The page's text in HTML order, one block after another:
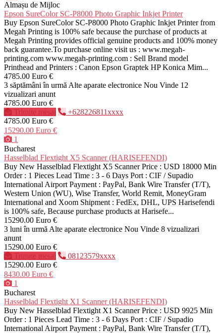
Almașu de Mijloc
Epson SureColor SC-P8000 Photo Graphic Inkjet Printer
Buy Epson SureColor SC-P8000 Photo Graphic Inkjet Printer from
Megah Printing is 100% safe because the purchase of products at
Megah Printing provides official genuine products and 100% money
back guarantee.To purchase online visit us : www.megah-
printing.com www.megah-printing.com : Sell Brand model
Printhead and Printers : Canon Epson Graptek HP Konica Mim...
4785.00 Euro €
3 săptămâni în urmă Alte aparate electronice Nou Vinde 12
vizualizari anunt
4785.00 Euro €
Trimite mesaj
+628226811xxxx
4785.00 Euro €
15290.00 Euro €
1
Bucharest
Hasselblad Flextight X5 Scanner (HARISEFENDI)
Buy New Hasselblad Flextight X5 Scanner Price : USD 18000 Min
Order : 1 Pieces Lead Time : 3 - 6 Days Port : CIF / Supadio
International Airport Payment : PayPal, Bank Wire Transfer (T/T),
Western Union (WU), Wise Transfer, World Remit, MoneyGram
International and Xoom Shipment : FedEx, DHL, UPS Harisefendi
is 100% safe, Because purchase products at Harisefe...
15290.00 Euro €
3 luni în urmă Alte aparate electronice Nou Vinde 8 vizualizari
anunt
15290.00 Euro €
Trimite mesaj
08123579xxxx
15290.00 Euro €
8430.00 Euro €
1
Bucharest
Hasselblad Flextight X1 Scanner (HARISEFENDI)
Buy New Hasselblad Flextight X1 Scanner Price : USD 9925 Min
Order : 1 Pieces Lead Time : 3 - 6 Days Port : CIF / Supadio
International Airport Payment : PayPal, Bank Wire Transfer (T/T),